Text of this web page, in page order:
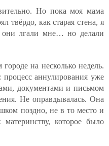
Но пока моя мама
твёрдо, как старая стена, я
они лгали мне… но делали
на несколько недель.
аннулирования уже
документами и письмом
Не оправдывалась. Она
поздно, не в то место и
которое было